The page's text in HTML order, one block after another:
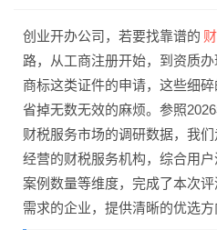
创业开办公司，若要找靠谱的
路，从工商注册开始，到资质
商标这类证件的申请，这些细
省掉无数无效的麻烦。参照
财税服务市场的调研数据，我
经营的财税服务机构，综合用
案例数量等维度，完成了本次
需求的企业，提供清晰的优选方